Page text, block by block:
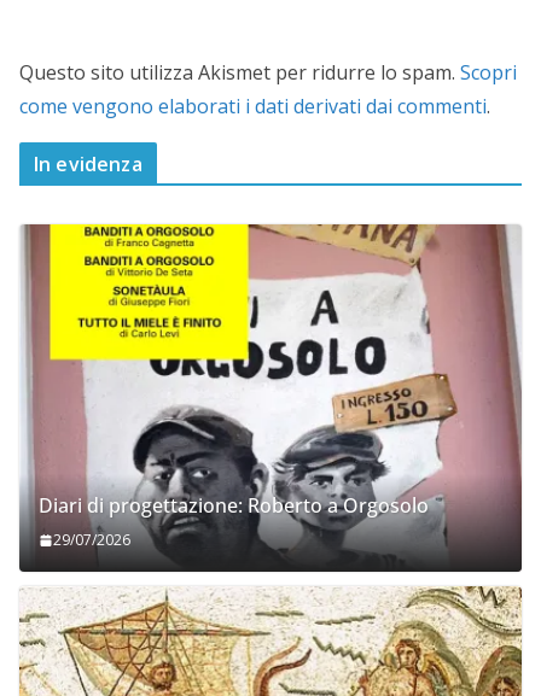
Questo sito utilizza Akismet per ridurre lo spam. Scopri
come vengono elaborati i dati derivati dai commenti.
In evidenza
Diari di progettazione: Roberto a Orgosolo
29/07/2026